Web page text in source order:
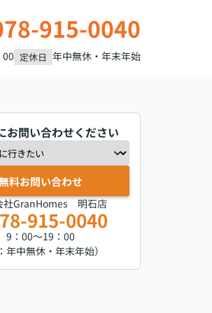
915-0040
定休日 年中無休・年末年始
お問い合わせください
料お問い合わせ
社GranHomes 明石店
915-0040
9：00～19：00
年中無休・年末年始）